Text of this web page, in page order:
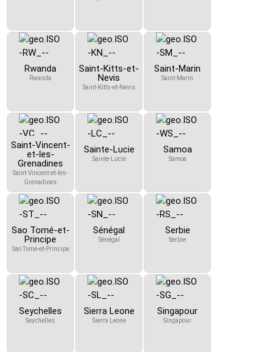
Rwanda
Rwanda
Saint-Kitts-et-
Nevis
Saint-Kitts-et-Nevis
Saint-Marin
Saint-Marin
Saint-Vincent-
et-les-
Grenadines
Saint-Vincent-et-les-
Grenadines
Sainte-Lucie
Sainte-Lucie
Samoa
Samoa
Sao Tomé-et-
Principe
Sao Tomé-et-Principe
Sénégal
Sénégal
Serbie
Serbie
Seychelles
Seychelles
Sierra Leone
Sierra Leone
Singapour
Singapour